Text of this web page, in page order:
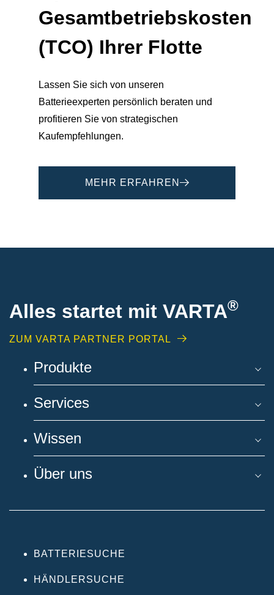
Gesamtbetriebskosten
(TCO) Ihrer Flotte
Lassen Sie sich von unseren
Batterieexperten persönlich beraten und
profitieren Sie von strategischen
Kaufempfehlungen.
MEHR ERFAHREN
Alles startet mit VARTA®
ZUM VARTA PARTNER PORTAL
Produkte
Services
Wissen
Über uns
BATTERIESUCHE
HÄNDLERSUCHE